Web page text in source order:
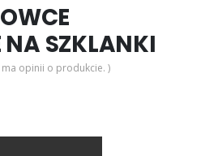
NA SZKLANKI
ma opinii o produkcie. )